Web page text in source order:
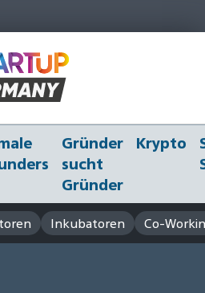
Gründer
sucht
Gründer
Krypto
Inkubatoren Co-